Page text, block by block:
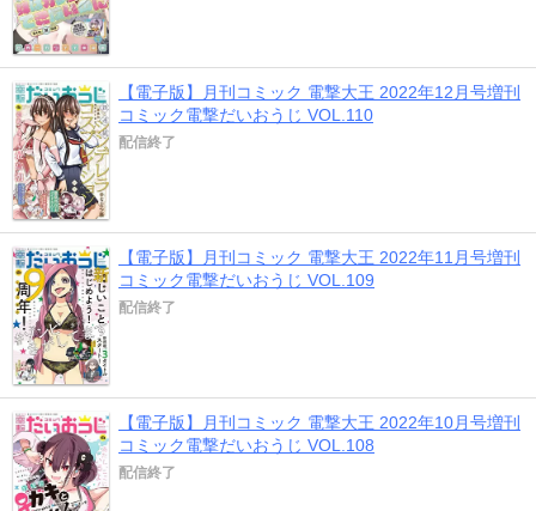
【電子版】月刊コミック 電撃大王 2022年12月号増刊
コミック電撃だいおうじ VOL.110
配信終了
【電子版】月刊コミック 電撃大王 2022年11月号増刊
コミック電撃だいおうじ VOL.109
配信終了
【電子版】月刊コミック 電撃大王 2022年10月号増刊
コミック電撃だいおうじ VOL.108
配信終了